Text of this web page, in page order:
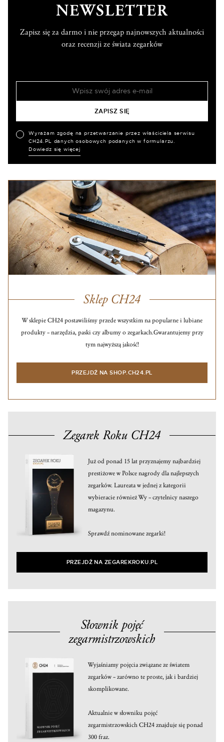
NEWSLETTER
Zapisz się za darmo i nie przegap najnowszych aktualności
oraz recenzji ze świata zegarków
Wyrażam zgodę na przetwarzanie przez właściciela serwisu
CH24.PL danych osobowych podanych w formularzu.
Dowiedz się więcej
Sklep CH24
W sklepie CH24 postawiliśmy przede wszystkim na popularne i lubiane
produkty – narzędzia, paski czy albumy o zegarkach.Gwarantujemy przy
tym najwyższą jakość!
PRZEJDŹ NA SHOP.CH24.PL
Zegarek Roku CH24
Już od ponad 15 lat przyznajemy najbardziej
prestiżowe w Polsce nagrody dla najlepszych
zegarków. Laureata w jednej z kategorii
wybieracie również Wy – czytelnicy naszego
magazynu.
Sprawdź nominowane zegarki!
PRZEJDŹ NA ZEGAREKROKU.PL
Słownik pojęć
zegarmistrzowskich
Wyjaśniamy pojęcia związane ze światem
zegarków – zarówno te proste, jak i bardziej
skomplikowane.
Aktualnie w słowniku pojęć
zegarmistrzowskich CH24 znajduje się ponad
300 fraz.